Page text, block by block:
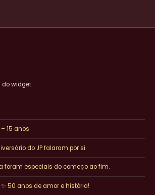
do widget.
15 anos
do JP falaram por si.
foram especiais do começo ao fim.
50 anos de amor e história!